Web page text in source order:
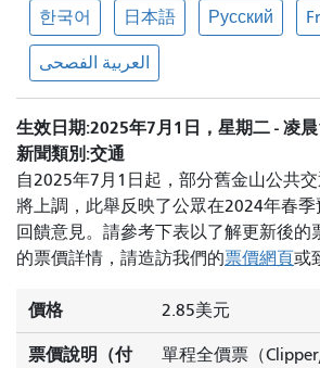
한국어 日本語 Русский
العربية الفصحى
生效日期 2025年7月1日，星期二 - 凌
新聞類別 交通
自2025年7月1日起，部分舊金山公共
將上調，此舉反映了公眾在2024年春
回饋意見。請參考下表以了解更新後的
的票價詳情，請造訪我們的票價網頁或
價格 2.85美元
票價說明（付
單程全價票（